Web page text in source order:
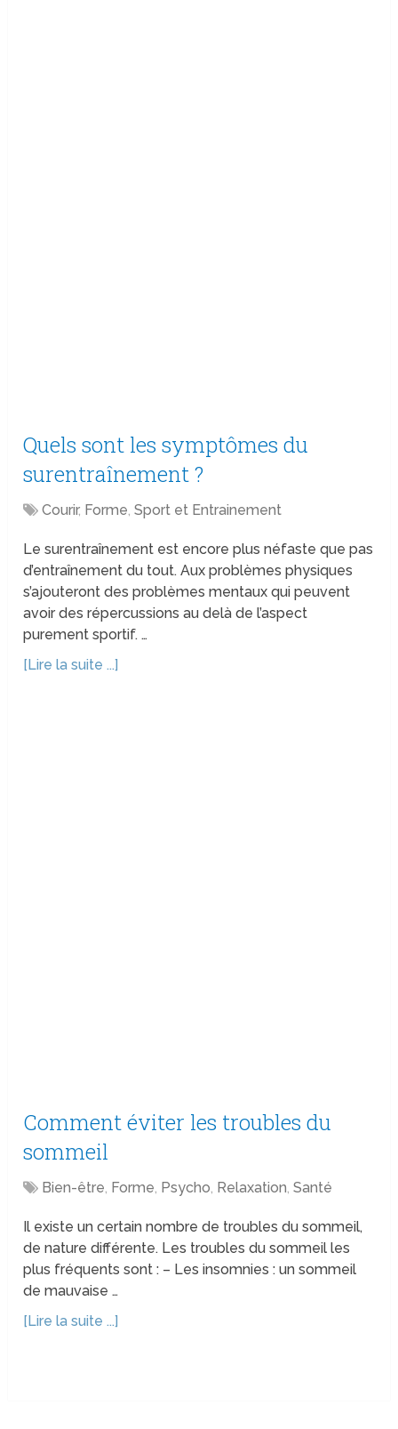
Quels sont les symptômes du
surentraînement ?
Courir, Forme,Sport et Entrainement
Le surentraînement est encore plus néfaste que pas
d’entraînement du tout. Aux problèmes physiques
s’ajouteront des problèmes mentaux qui peuvent
avoir des répercussions au delà de l’aspect
purement sportif. …
[Lire la suite ...]
Comment éviter les troubles du
sommeil
Bien-être, Forme, Psycho, Relaxation,Santé
Il existe un certain nombre de troubles du sommeil,
de nature différente. Les troubles du sommeil les
plus fréquents sont : – Les insomnies : un sommeil
de mauvaise …
[Lire la suite ...]